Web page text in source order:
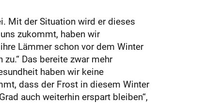
Mit der Situation wird er dieses
zukommt, haben wir
Lämmer schon vor dem Winter
Das bereite zwar mehr
haben wir keine
dass der Frost in diesem Winter
auch weiterhin erspart bleiben“,